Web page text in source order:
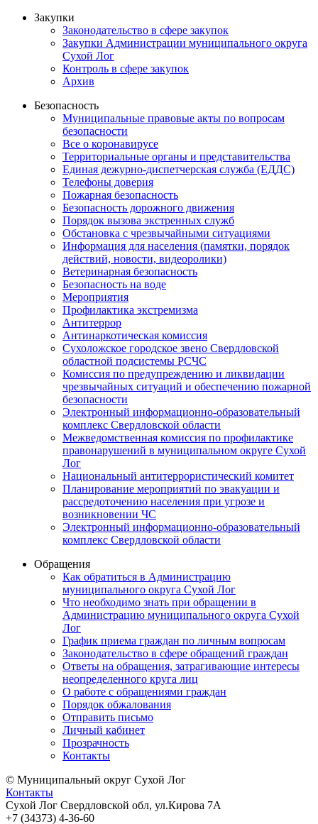
Закупки
Законодательство в сфере закупок
Закупки Администрации муниципального округа
Сухой Лог
Контроль в сфере закупок
Архив
Безопасность
Муниципальные правовые акты по вопросам
безопасности
Все о коронавирусе
Территориальные органы и представительства
Единая дежурно-диспетчерская служба (ЕДДС)
Телефоны доверия
Пожарная безопасность
Безопасность дорожного движения
Порядок вызова экстренных служб
Обстановка с чрезвычайными ситуациями
Информация для населения (памятки, порядок
действий, новости, видеоролики)
Ветеринарная безопасность
Безопасность на воде
Мероприятия
Профилактика экстремизма
Антитеррор
Антинаркотическая комиссия
Сухоложское городское звено Свердловской
областной подсистемы РСЧС
Комиссия по предупреждению и ликвидации
чрезвычайных ситуаций и обеспечению пожарной
безопасности
Электронный информационно-образовательный
комплекс Cвердловской области
Межведомственная комиссия по профилактике
правонарушений в муниципальном округе Сухой
Лог
Национальный антитеррористический комитет
Планирование мероприятий по эвакуации и
рассредоточению населения при угрозе и
возникновении ЧС
Электронный информационно-образовательный
комплекс Свердловской области
Обращения
Как обратиться в Администрацию
муниципального округа Сухой Лог
Что необходимо знать при обращении в
Администрацию муниципального округа Сухой
Лог
График приема граждан по личным вопросам
Законодательство в сфере обращений граждан
Ответы на обращения, затрагивающие интересы
неопределенного круга лиц
О работе с обращениями граждан
Порядок обжалования
Отправить письмо
Личный кабинет
Прозрачность
Контакты
© Муниципальный округ Сухой Лог
Контакты
Сухой Лог Свердловской обл, ул.Кирова 7А
+7 (34373) 4-36-60